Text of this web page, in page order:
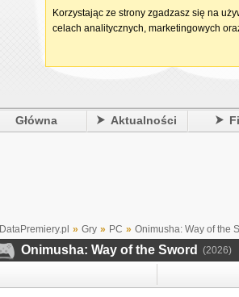
Główna Aktualności
DataPremiery.pl » Gry » PC » Onimusha: Way of the
Onimusha: Way of the Sword (2026)
Korzystając ze strony zgadzasz się na
celach analitycznych, marketingowych